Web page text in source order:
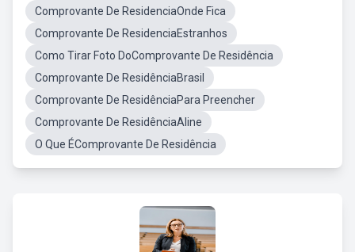
Comprovante De ResidenciaOnde Fica
Comprovante De ResidenciaEstranhos
Como Tirar Foto DoComprovante De Residência
Comprovante De ResidênciaBrasil
Comprovante De ResidênciaPara Preencher
Comprovante De ResidênciaAline
O Que ÉComprovante De Residência